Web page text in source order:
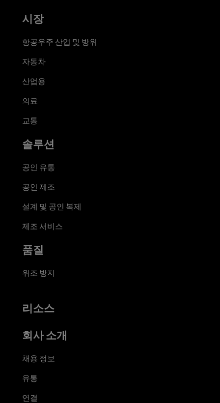
시장
항공우주 산업 및 방위
자동차
산업용
의료
교통
솔루션
공인 유통
공인 제조
설계 및 공인 복제
제조 서비스
품질
위조 방지
리소스
회사 소개
채용 정보
유통
연결